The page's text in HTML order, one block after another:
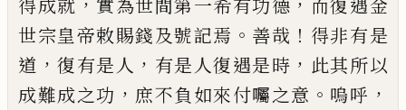
得成就
實為世間第一希有功德 而復遇金
世宗皇帝敕賜錢及號記焉 。 善哉 ！ 得非有是
道 ，復有是人 ， 有是人復遇是時 ， 此其所以
成難成之功 ， 庶不負 如來付囑之意 。 嗚呼 ，